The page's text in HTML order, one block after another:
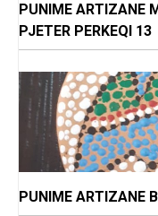
PUNIME ARTIZANE
PJETER PERKEQI 13
PUNIME ARTIZANE